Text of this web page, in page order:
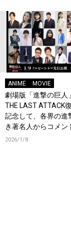
ANIME MOVIE
劇場版「進撃の巨人
THE LAST ATTACK
記念して、各界の進
き著名人からコメン
2026/1/8